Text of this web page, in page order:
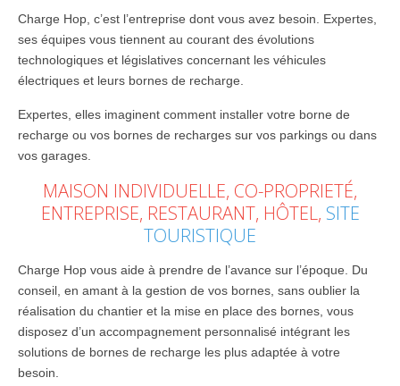
Charge Hop, c’est l’entreprise dont vous avez besoin. Expertes,
ses équipes vous tiennent au courant des évolutions
technologiques et législatives concernant les véhicules
électriques et leurs bornes de recharge.
Expertes, elles imaginent comment installer votre borne de
recharge ou vos bornes de recharges sur vos parkings ou dans
vos garages.
MAISON INDIVIDUELLE, CO-PROPRIETÉ,
ENTREPRISE, RESTAURANT, HÔTEL, SITE
TOURISTIQUE
Charge Hop vous aide à prendre de l’avance sur l’époque. Du
conseil, en amant à la gestion de vos bornes, sans oublier la
réalisation du chantier et la mise en place des bornes, vous
disposez d’un accompagnement personnalisé intégrant les
solutions de bornes de recharge les plus adaptée à votre
besoin.